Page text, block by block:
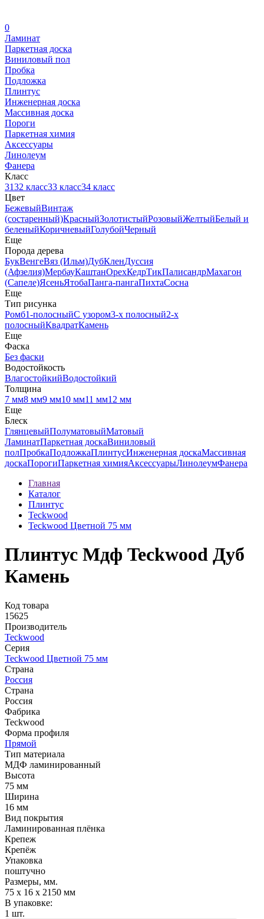
0
Ламинат
Паркетная доска
Виниловый пол
Пробка
Подложка
Плинтус
Инженерная доска
Массивная доска
Пороги
Паркетная химия
Аксессуары
Линолеум
Фанера
Класс
3132 класс33 класс34 класс
Цвет
БежевыйВинтаж
(состаренный)КрасныйЗолотистыйРозовыйЖелтыйБелый и
беленыйКоричневыйГолубойЧерный
Еще
Порода дерева
БукВенгеВяз (Ильм)ДубКленДуссия
(Афзелия)МербауКаштанОрехКедрТикПалисандрМахагон
(Сапеле)ЯсеньЯтобаПанга-пангаПихтаСосна
Еще
Тип рисунка
Ромб1-полосныйС узором3-х полосный2-х
полосныйКвадратКамень
Еще
Фаска
Без фаски
Водостойкость
ВлагостойкийВодостойкий
Толщина
7 мм8 мм9 мм10 мм11 мм12 мм
Еще
Блеск
ГлянцевыйПолуматовыйМатовый
ЛаминатПаркетная доскаВиниловый
полПробкаПодложкаПлинтусИнженерная доскаМассивная
доскаПорогиПаркетная химияАксессуарыЛинолеумФанера
Главная
Каталог
Плинтус
Teckwood
Teckwood Цветной 75 мм
Плинтус Мдф Teckwood Дуб
Камень
Код товара
15625
Производитель
Teckwood
Серия
Teckwood Цветной 75 мм
Страна
Россия
Страна
Россия
Фабрика
Teckwood
Форма профиля
Прямой
Тип материала
МДФ ламинированный
Высота
75 мм
Ширина
16 мм
Вид покрытия
Ламинированная плёнка
Крепеж
Крепёж
Упаковка
поштучно
Размеры, мм.
75 х 16 х 2150 мм
В упаковке:
1 шт.